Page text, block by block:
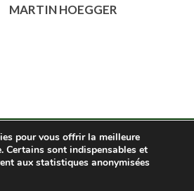
MARTIN HOEGGER
- Communauté de Pomeyrol
pour vous offrir la meilleure
Certains sont indispensables et
aux statistiques anonymisées